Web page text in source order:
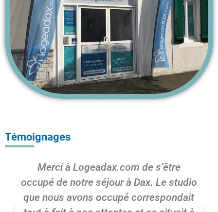
Témoignages
Merci à Logeadax.com de s’être
occupé de notre séjour à Dax. Le studio
que nous avons occupé correspondait